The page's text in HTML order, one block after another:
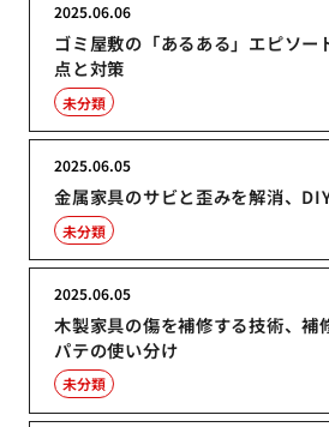
ゴミ屋敷の「あるある」エピソー
点と対策
2025.06.06
未分類
金属家具のサビと歪みを解消、
2025.06.05
未分類
木製家具の傷を補修する技術、補
パテの使い分け
2025.06.05
未分類